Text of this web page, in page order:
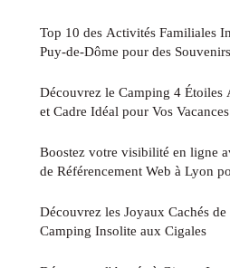
Top 10 des Activités Familiales
Puy-de-Dôme pour des
Découvrez le Camping 4
et Cadre Idéal pour Vos
Boostez votre visibilité en ligne
de Référencement Web à Lyon
Découvrez les Joyaux Cachés
Camping Insolite aux Cigales